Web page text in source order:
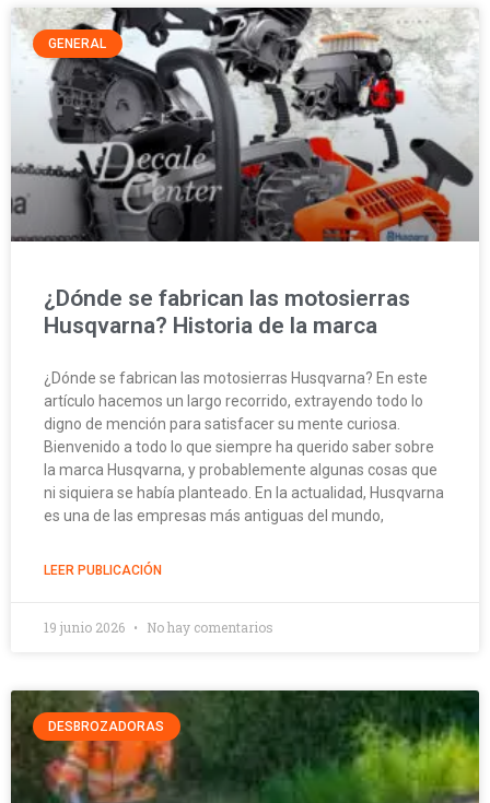
GENERAL
¿Dónde se fabrican las motosierras
Husqvarna? Historia de la marca
¿Dónde se fabrican las motosierras Husqvarna? En este
artículo hacemos un largo recorrido, extrayendo todo lo
digno de mención para satisfacer su mente curiosa.
Bienvenido a todo lo que siempre ha querido saber sobre
la marca Husqvarna, y probablemente algunas cosas que
ni siquiera se había planteado. En la actualidad, Husqvarna
es una de las empresas más antiguas del mundo,
LEER PUBLICACIÓN
19 junio 2026 No hay comentarios
DESBROZADORAS